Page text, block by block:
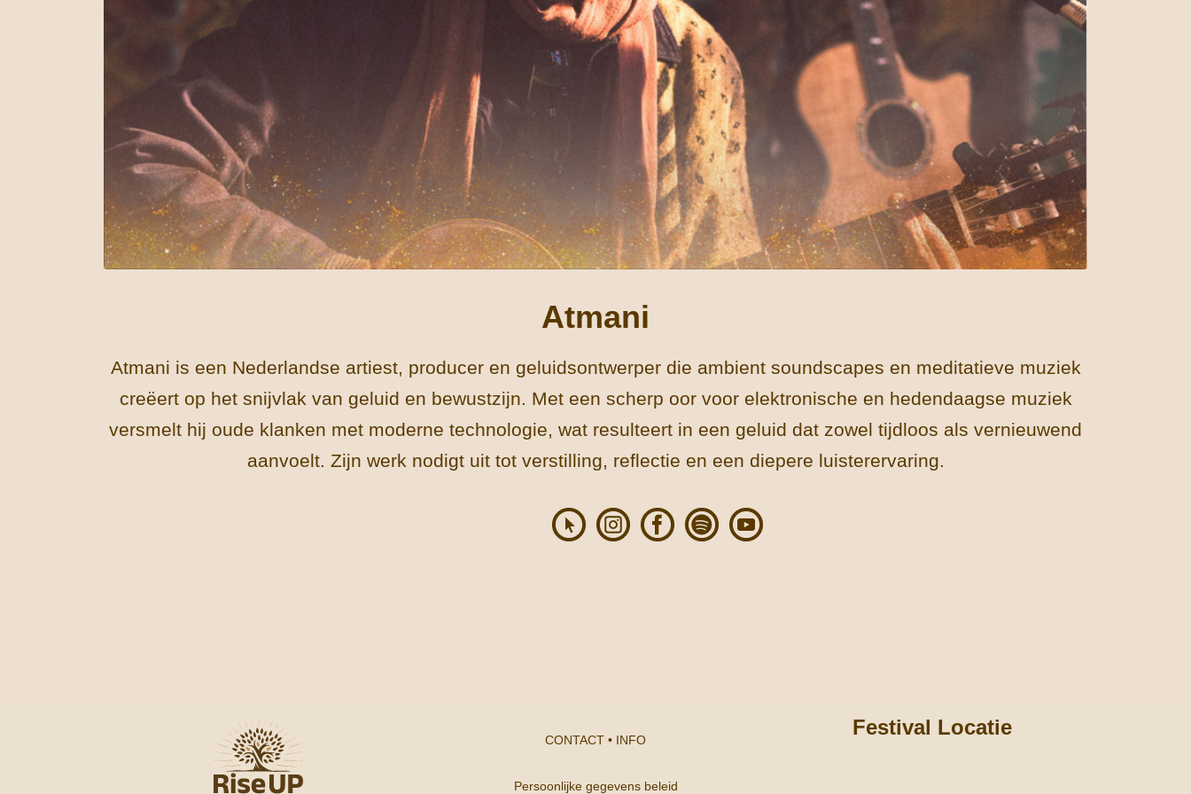
Atmani
Atmani is een Nederlandse artiest, producer en geluidsontwerper die ambient soundscapes en meditatieve muziek
creëert op het snijvlak van geluid en bewustzijn. Met een scherp oor voor elektronische en hedendaagse muziek
versmelt hij oude klanken met moderne technologie, wat resulteert in een geluid dat zowel tijdloos als vernieuwend
aanvoelt. Zijn werk nodigt uit tot verstilling, reflectie en een diepere luisterervaring.
CONTACT • INFO
Persoonlijke gegevens beleid
Festival Locatie